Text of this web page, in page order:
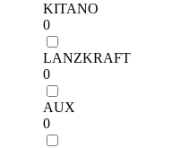
KITANO
0
LANZKRAFT
0
AUX
0